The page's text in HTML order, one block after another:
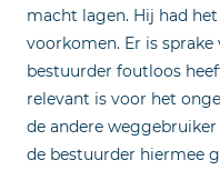
macht lagen. Hij had
voorkomen. Er is
bestuurder foutloos
relevant is voor het
de andere
de bestuurder hiermee